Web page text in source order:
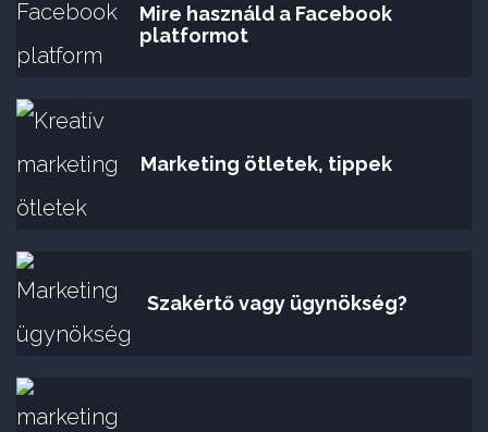
Mire használd a Facebook
platformot
Marketing ötletek, tippek
Szakértő vagy ügynökség?